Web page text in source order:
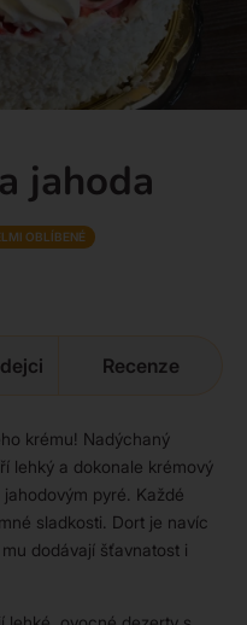
jahoda
OBLÍBENÉ
Recenze
krému! Nadýchaný
lehký a dokonale krémový
pyré. Každé
sladkosti. Dort je navíc
dodávají šťavnatost i